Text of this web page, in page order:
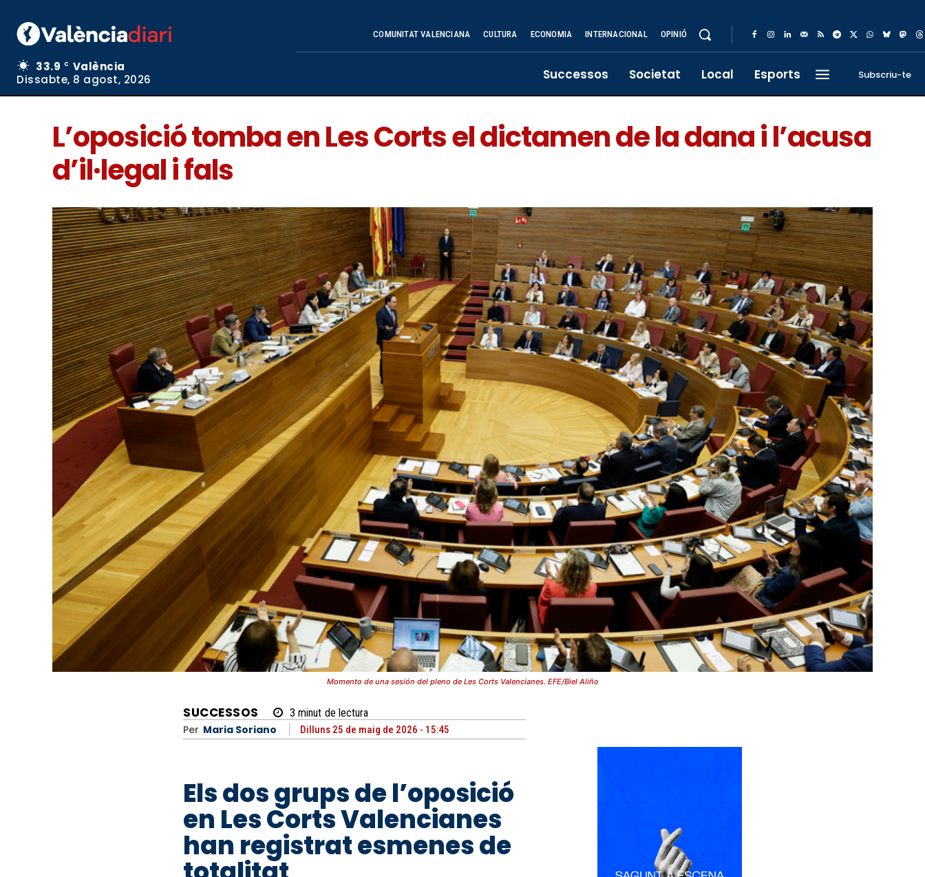
33.9 C
València
Dissabte, 8 agost, 2026
COMUNITAT VALENCIANA CULTURA ECONOMIA INTERNACIONAL OPINIÓ
Successos Societat Local Esports Subscriu-te
L’oposició tomba en Les Corts el dictamen de la dana i l’acusa
d’il·legal i fals
Momento de una sesión del pleno de Les Corts Valencianes. EFE/Biel Aliño
SUCCESSOS 3 minut de lectura
Per Maria Soriano Dilluns 25 de maig de 2026 - 15:45
Els dos grups de l’oposició
en Les Corts Valencianes
han registrat esmenes de